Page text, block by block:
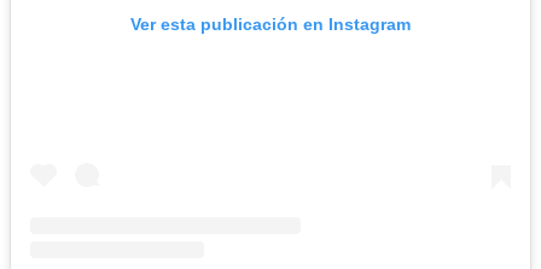
Ver esta publicación en Instagram